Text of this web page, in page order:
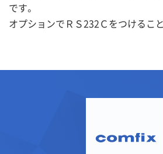
です。
オプションでＲＳ232Ｃをつけるこ